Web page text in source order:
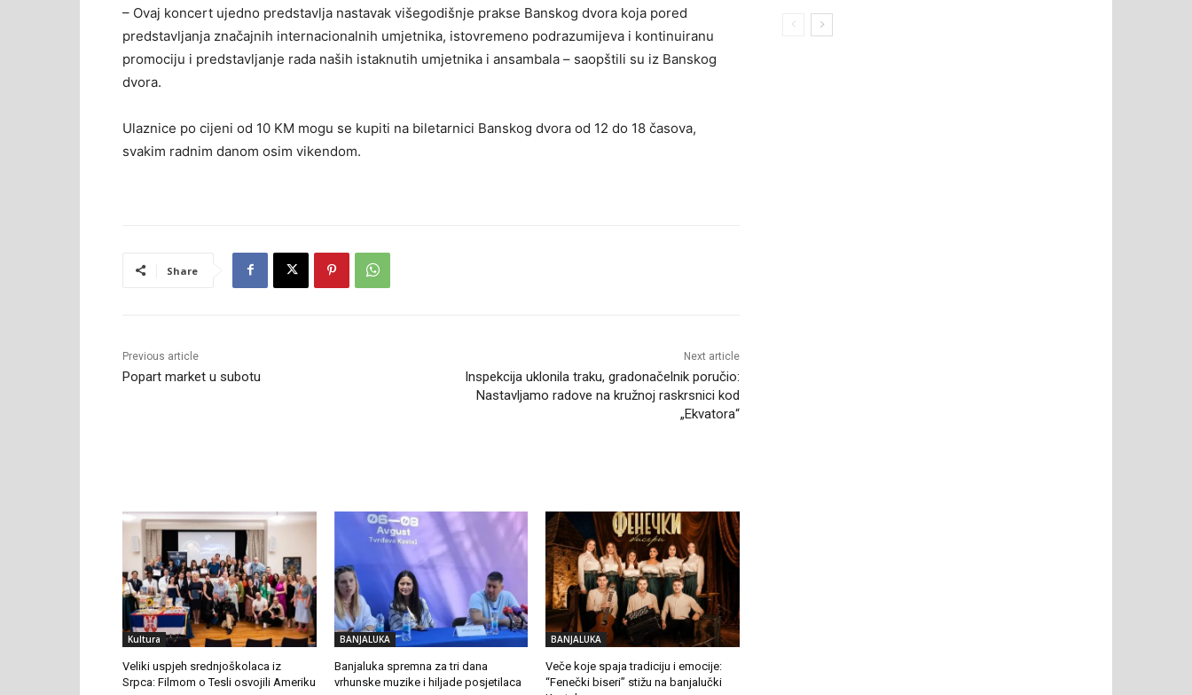
– Ovaj koncert ujedno predstavlja nastavak višegodišnje prakse Banskog dvora koja pored
predstavljanja značajnih internacionalnih umjetnika, istovremeno podrazumijeva i kontinuiranu
promociju i predstavljanje rada naših istaknutih umjetnika i ansambala – saopštili su iz Banskog
dvora.
Ulaznice po cijeni od 10 KM mogu se kupiti na biletarnici Banskog dvora od 12 do 18 časova,
svakim radnim danom osim vikendom.
Share
Previous article
Popart market u subotu
Next article
Inspekcija uklonila traku, gradonačelnik poručio:
Nastavljamo radove na kružnoj raskrsnici kod
„Ekvatora“
Kultura
Veliki uspjeh srednjoškolaca iz
Srpca: Filmom o Tesli osvojili Ameriku
BANJALUKA
Banjaluka spremna za tri dana
vrhunske muzike i hiljade posjetilaca
BANJALUKA
Veče koje spaja tradiciju i emocije:
“Fenečki biseri” stižu na banjalučki